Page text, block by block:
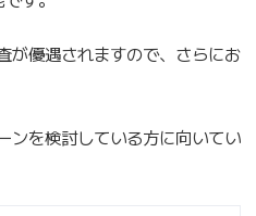
が優遇されますので、さらにお
ンを検討している方に向いてい